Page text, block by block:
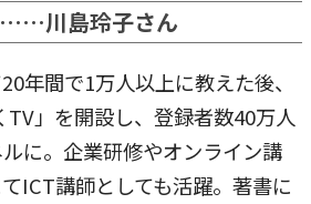
……川島玲子さん
年間で1万人以上に教えた後、
」を開設し、登録者数40万人
に。企業研修やオンライン講
ICT講師としても活躍。著書に